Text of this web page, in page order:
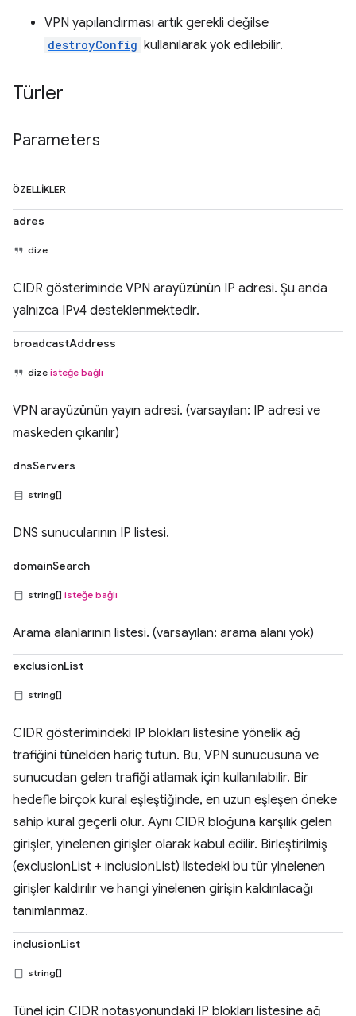
VPN yapılandırması artık gerekli değilse
destroyConfig kullanılarak yok edilebilir.
Türler
Parameters
ÖZELLIKLER
adres
dize
CIDR gösteriminde VPN arayüzünün IP adresi. Şu anda
yalnızca IPv4 desteklenmektedir.
broadcastAddress
dize isteğe bağlı
VPN arayüzünün yayın adresi. (varsayılan: IP adresi ve
maskeden çıkarılır)
dnsServers
string[]
DNS sunucularının IP listesi.
domainSearch
string[] isteğe bağlı
Arama alanlarının listesi. (varsayılan: arama alanı yok)
exclusionList
string[]
CIDR gösterimindeki IP blokları listesine yönelik ağ
trafiğini tünelden hariç tutun. Bu, VPN sunucusuna ve
sunucudan gelen trafiği atlamak için kullanılabilir. Bir
hedefle birçok kural eşleştiğinde, en uzun eşleşen öneke
sahip kural geçerli olur. Aynı CIDR bloğuna karşılık gelen
girişler, yinelenen girişler olarak kabul edilir. Birleştirilmiş
(exclusionList + inclusionList) listedeki bu tür yinelenen
girişler kaldırılır ve hangi yinelenen girişin kaldırılacağı
tanımlanmaz.
inclusionList
string[]
Tünel için CIDR notasyonundaki IP blokları listesine ağ